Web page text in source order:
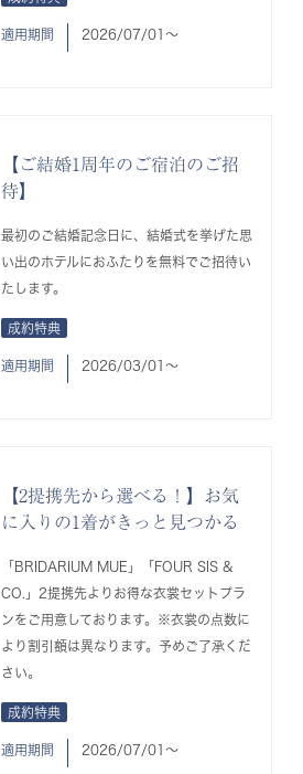
適用期間 2026/07/01〜
【ご結婚1周年のご宿泊のご招
待】
最初のご結婚記念日に、結婚式を挙げた思
い出のホテルにおふたりを無料でご招待い
たします。
成約特典
適用期間 2026/03/01〜
【2提携先から選べる！】お気
に入りの1着がきっと見つかる
「BRIDARIUM MUE」「FOUR SIS &
CO.」2提携先よりお得な衣裳セットプラ
ンをご用意しております。※衣裳の点数に
より割引額は異なります。予めご了承くだ
さい。
成約特典
適用期間 2026/07/01〜